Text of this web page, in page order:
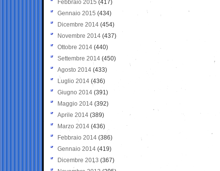
Febbraio 2015 (417)
Gennaio 2015 (434)
Dicembre 2014 (454)
Novembre 2014 (437)
Ottobre 2014 (440)
Settembre 2014 (450)
Agosto 2014 (433)
Luglio 2014 (436)
Giugno 2014 (391)
Maggio 2014 (392)
Aprile 2014 (389)
Marzo 2014 (436)
Febbraio 2014 (386)
Gennaio 2014 (419)
Dicembre 2013 (367)